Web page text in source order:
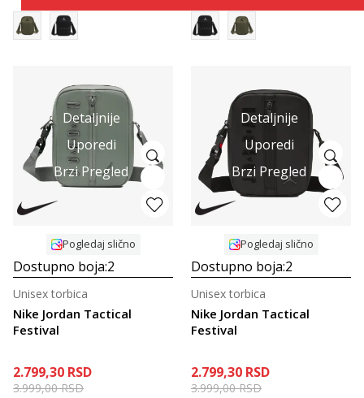
Detaljnije
Uporedi
Brzi Pregled
Pogledaj slično
Dostupno boja:2
Nike Jordan Tactical
Festival
Unisex torbica
2.799,30 RSD
3.999,00RSD
Detaljnije
Uporedi
Brzi Pregled
Pogledaj slično
Dostupno boja:2
Nike Jordan Tactical
Festival
Unisex torbica
2.799,30 RSD
3.999,00RSD